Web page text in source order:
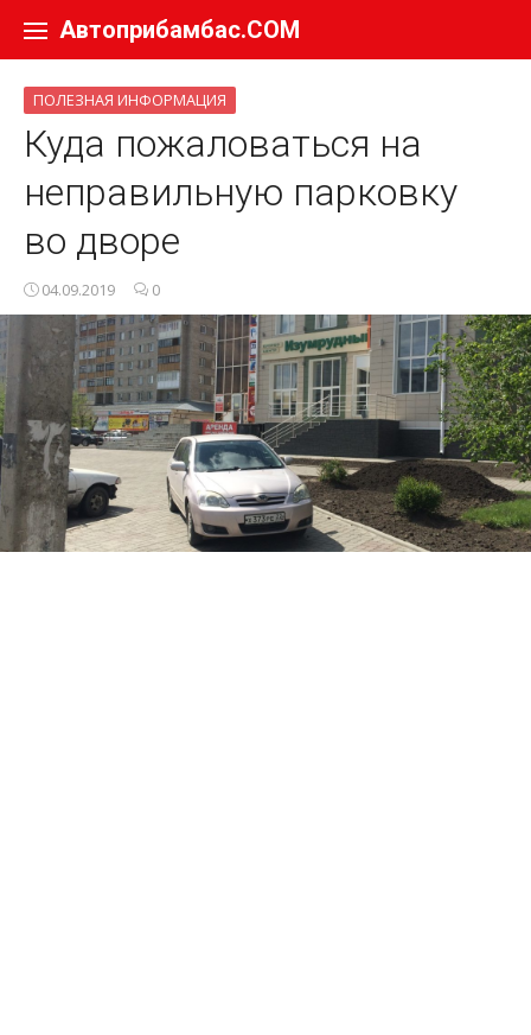
Автоприбамбас.COM
ПОЛЕЗНАЯ ИНФОРМАЦИЯ
Куда пожаловаться на
неправильную парковку
во дворе
04.09.2019 0